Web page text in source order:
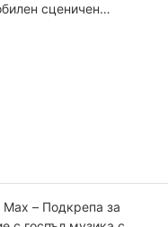
сценичен
Max – Подкрепа за